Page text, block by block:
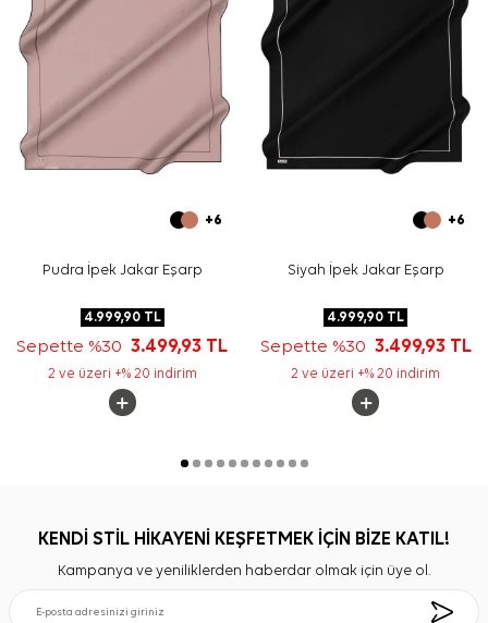
+6
Pudra İpek Jakar Eşarp
4.999,90TL
Sepette %303.499,93 TL
2 ve üzeri +% 20 indirim
+6
Siyah İpek Jakar Eşarp
4.999,90 TL
Sepette %30 3.499,93 TL
2 ve üzeri +% 20 indirim
KENDİ STİL HİKAYENİ KEŞFETMEK İÇİN BİZE KATIL!
Kampanya ve yeniliklerden haberdar olmak için üye ol.